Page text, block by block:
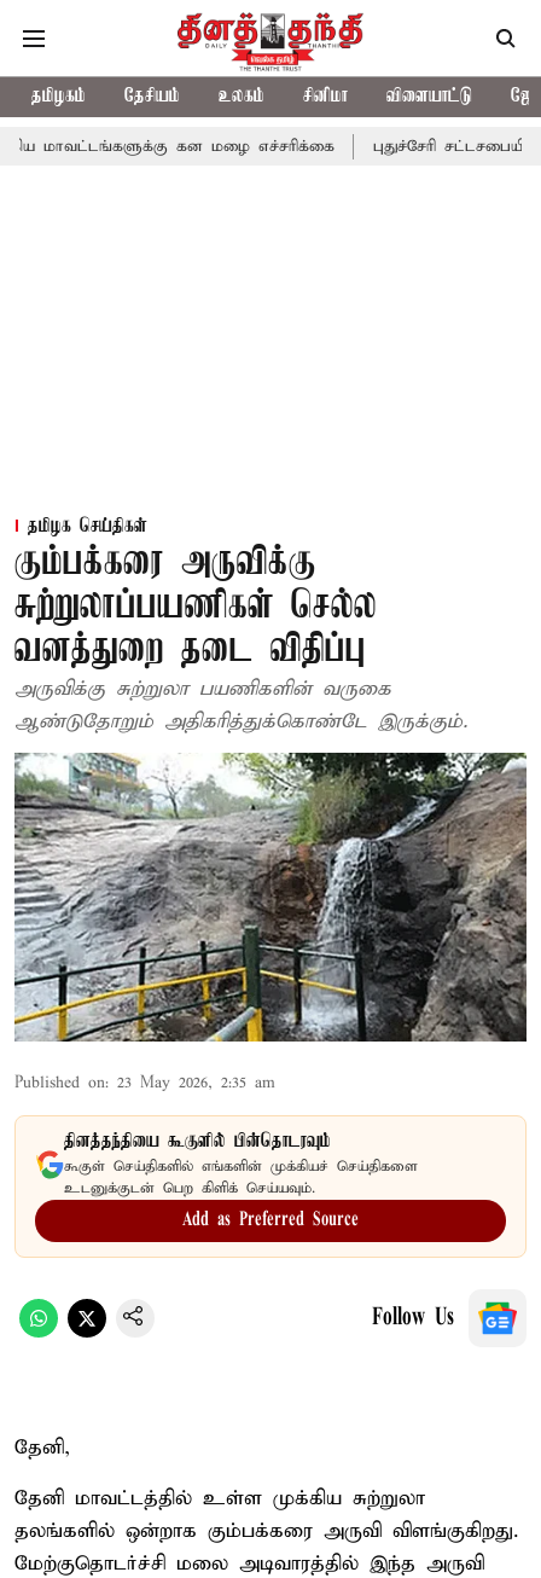
தமிழகம் தேசியம் உலகம் சினிமா விளையாட்டு
கன மழை எச்சரிக்கை புதுச்சேரி சட்டசபையில் வரும்
தமிழக செய்திகள்
கும்பக்கரை அருவிக்கு
சுற்றுலாப்பயணிகள் செல்ல
வனத்துறை தடை விதிப்பு
அருவிக்கு சுற்றுலா பயணிகளின் வருகை
ஆண்டுதோறும் அதிகரித்துக்கொண்டே இருக்கும்.
Published on: 23 May 2026, 2:35 am
தினத்தந்தியை கூகுளில் பின்தொடரவும்
கூகுள் செய்திகளில் எங்களின் முக்கியச் செய்திகளை
உடனுக்குடன் பெற கிளிக் செய்யவும்.
Add as Preferred Source
Follow Us
தேனி,
தேனி மாவட்டத்தில் உள்ள முக்கிய சுற்றுலா
தலங்களில் ஒன்றாக கும்பக்கரை அருவி விளங்குகிறது.
மேற்குதொடர்ச்சி மலை அடிவாரத்தில் இந்த அருவி